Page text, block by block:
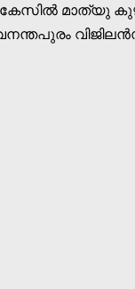
കേസില്‍ മാത്യു